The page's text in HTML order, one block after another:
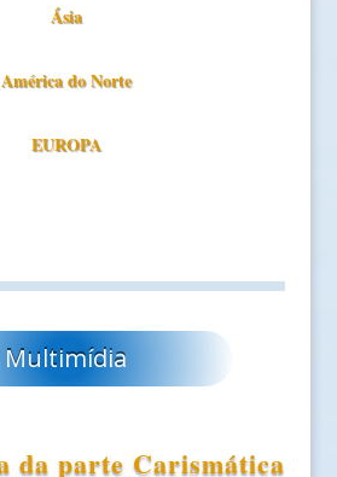
Ásia
América do Norte
EUROPA
Multimídia
da parte Carismática